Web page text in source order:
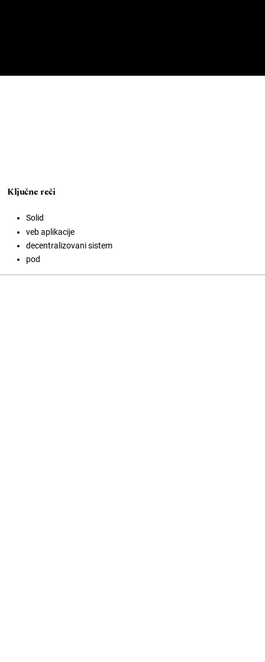
Ključne reči
Solid
veb aplikacije
decentralizovani sistem
pod